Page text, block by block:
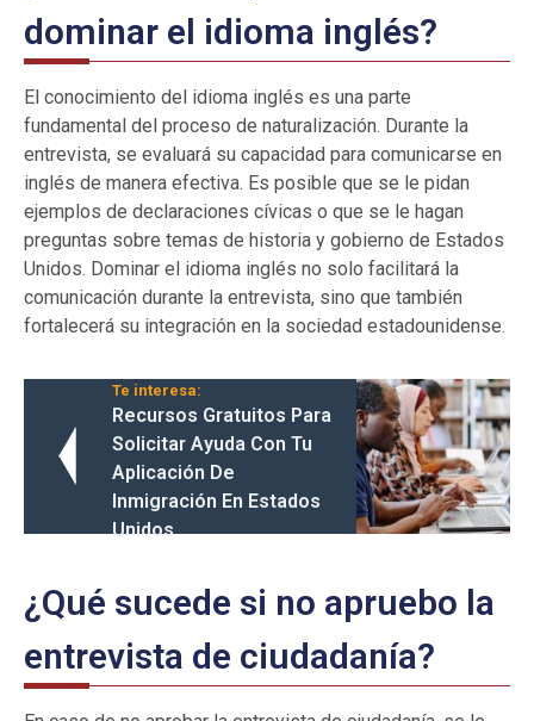
dominar el idioma inglés?
El conocimiento del idioma inglés es una parte
fundamental del proceso de naturalización. Durante la
entrevista, se evaluará su capacidad para comunicarse en
inglés de manera efectiva. Es posible que se le pidan
ejemplos de declaraciones cívicas o que se le hagan
preguntas sobre temas de historia y gobierno de Estados
Unidos. Dominar el idioma inglés no solo facilitará la
comunicación durante la entrevista, sino que también
fortalecerá su integración en la sociedad estadounidense.
Te interesa:
Recursos Gratuitos Para
Solicitar Ayuda Con Tu
Aplicación De
Inmigración En Estados
Unidos
¿Qué sucede si no apruebo la
entrevista de ciudadanía?